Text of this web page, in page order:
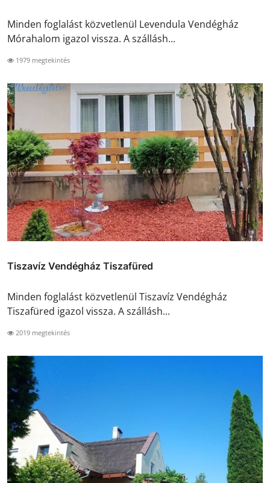
Minden foglalást közvetlenül Levendula Vendégház
Mórahalom igazol vissza. A szállásh...
1979 megtekintés
Tiszavíz Vendégház Tiszafüred
Minden foglalást közvetlenül Tiszavíz Vendégház
Tiszafüred igazol vissza. A szállásh...
2019 megtekintés